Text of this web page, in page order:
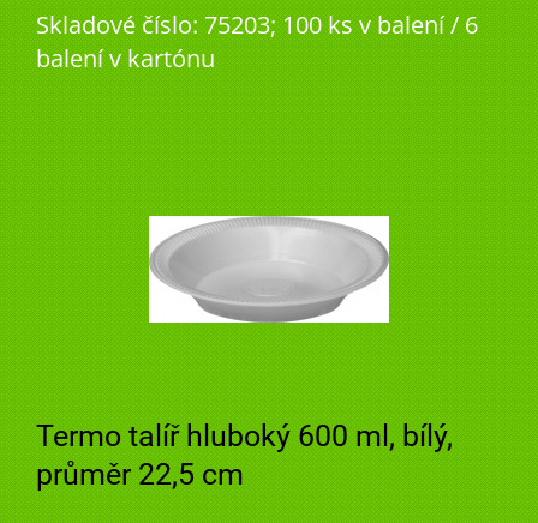
Skladové číslo: 75203; 100 ks v balení / 6
balení v kartónu
Termo talíř hluboký 600 ml, bílý,
průměr 22,5 cm